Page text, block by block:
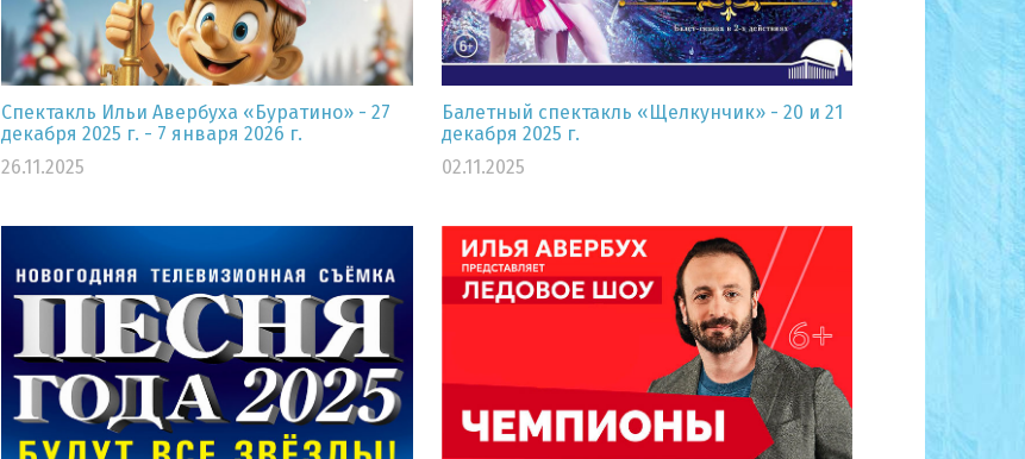
Спектакль Ильи Авербуха «Буратино» - 27
декабря 2025 г. - 7 января 2026 г.
26.11.2025
Балетный спектакль «Щелкунчик» - 20 и 21
декабря 2025 г.
02.11.2025